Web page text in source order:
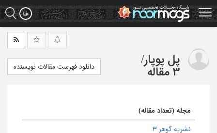
Skip
to
main
پل پوپار/
3 مقاله
دانلود فهرست مقالات نویسنده
مجله (تعداد مقاله)
نشریه گوهر 3